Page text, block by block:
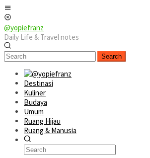
Skip
to
content
@yopiefranz
Daily Life & Travel notes
Search
Destinasi
Kuliner
Budaya
Umum
Ruang Hijau
Ruang & Manusia